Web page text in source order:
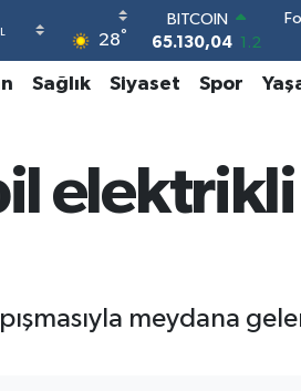
28°
DOLAR
47,7106 0.17
EURO
55,1652 0.27
6648.99 2.59
BİST100
Sağlık Siyaset Spor
meydana